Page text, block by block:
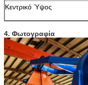
Κεντρικό Ύψος
4. Φωτογραφία